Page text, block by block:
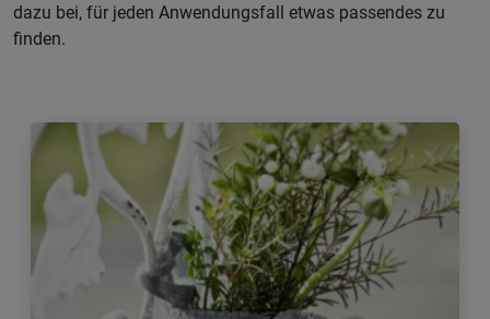
dazu bei, für jeden Anwendungsfall etwas passendes zu
finden.